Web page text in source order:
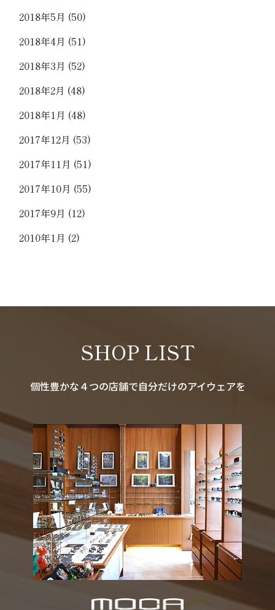
2018年5月 (50)
2018年4月 (51)
2018年3月 (52)
2018年2月 (48)
2018年1月 (48)
2017年12月 (53)
2017年11月 (51)
2017年10月 (55)
2017年9月 (12)
2010年1月 (2)
SHOP LIST
個性豊かな４つの店舗で自分だけのアイウェアを